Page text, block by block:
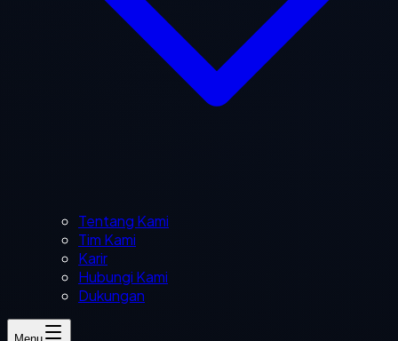
Tentang Kami
Tim Kami
Karir
Hubungi Kami
Dukungan